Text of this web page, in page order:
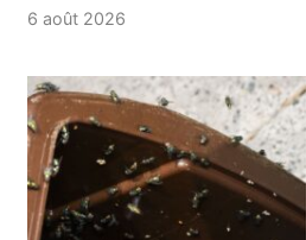
6 août 2026